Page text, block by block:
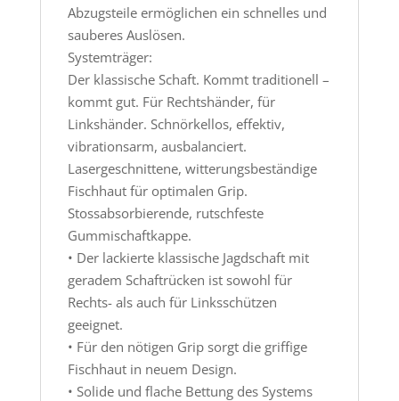
Abzugsteile ermöglichen ein schnelles und
sauberes Auslösen.
Systemträger:
Der klassische Schaft. Kommt traditionell –
kommt gut. Für Rechtshänder, für
Linkshänder. Schnörkellos, effektiv,
vibrationsarm, ausbalanciert.
Lasergeschnittene, witterungsbeständige
Fischhaut für optimalen Grip.
Stossabsorbierende, rutschfeste
Gummischaftkappe.
• Der lackierte klassische Jagdschaft mit
geradem Schaftrücken ist sowohl für
Rechts- als auch für Linksschützen
geeignet.
• Für den nötigen Grip sorgt die griffige
Fischhaut in neuem Design.
• Solide und flache Bettung des Systems